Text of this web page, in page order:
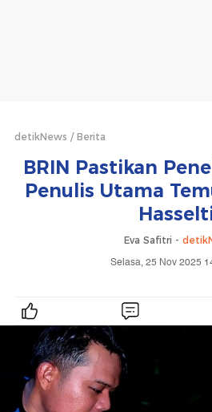
detikNews Berita
BRIN Pastikan
Penulis Utama
Eva Safitri -
Selasa, 25 Nov 2025